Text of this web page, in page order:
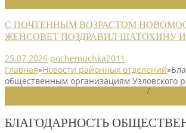
С ПОЧТЕННЫМ ВОЗРАСТОМ
ЖЕНСОВЕТ ПОЗДРАВИЛ ШАТОХИНУ
25.07.2026 pochemuchka2011
Главная»Новости районных отделений»
общественным организациям Узловского
/
БЛАГОДАРНОСТЬ